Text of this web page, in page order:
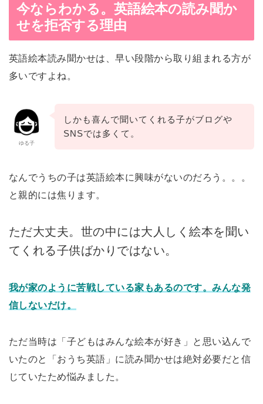
今ならわかる。英語絵本の読み聞か
せを拒否する理由
英語絵本読み聞かせは、早い段階から取り組まれる方が
多いですよね。
ゆる子
しかも喜んで聞いてくれる子がブログや
SNSでは多くて。
なんでうちの子は英語絵本に興味がないのだろう。。。
と親的には焦ります。
ただ大丈夫。世の中には大人しく絵本を聞い
てくれる子供ばかりではない。
我が家のように苦戦している家もあるのです。みんな発
信しないだけ。
ただ当時は「子どもはみんな絵本が好き」と思い込んで
いたのと「おうち英語」に読み聞かせは絶対必要だと信
じていたため悩みました。